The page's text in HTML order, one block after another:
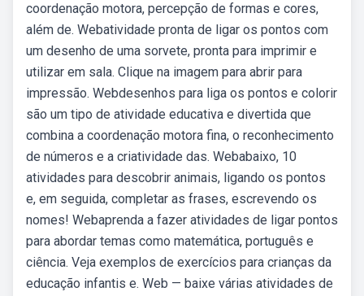
coordenação motora, percepção de formas e cores,
além de. Webatividade pronta de ligar os pontos com
um desenho de uma sorvete, pronta para imprimir e
utilizar em sala. Clique na imagem para abrir para
impressão. Webdesenhos para liga os pontos e colorir
são um tipo de atividade educativa e divertida que
combina a coordenação motora fina, o reconhecimento
de números e a criatividade das. Webabaixo, 10
atividades para descobrir animais, ligando os pontos
e, em seguida, completar as frases, escrevendo os
nomes! Webaprenda a fazer atividades de ligar pontos
para abordar temas como matemática, português e
ciência. Veja exemplos de exercícios para crianças da
educação infantis e. Web — baixe várias atividades de